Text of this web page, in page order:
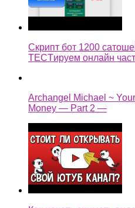
Скрипт бот 1200
TECTируем онлайн
Archangel Michael ~
Money — Part 2 —